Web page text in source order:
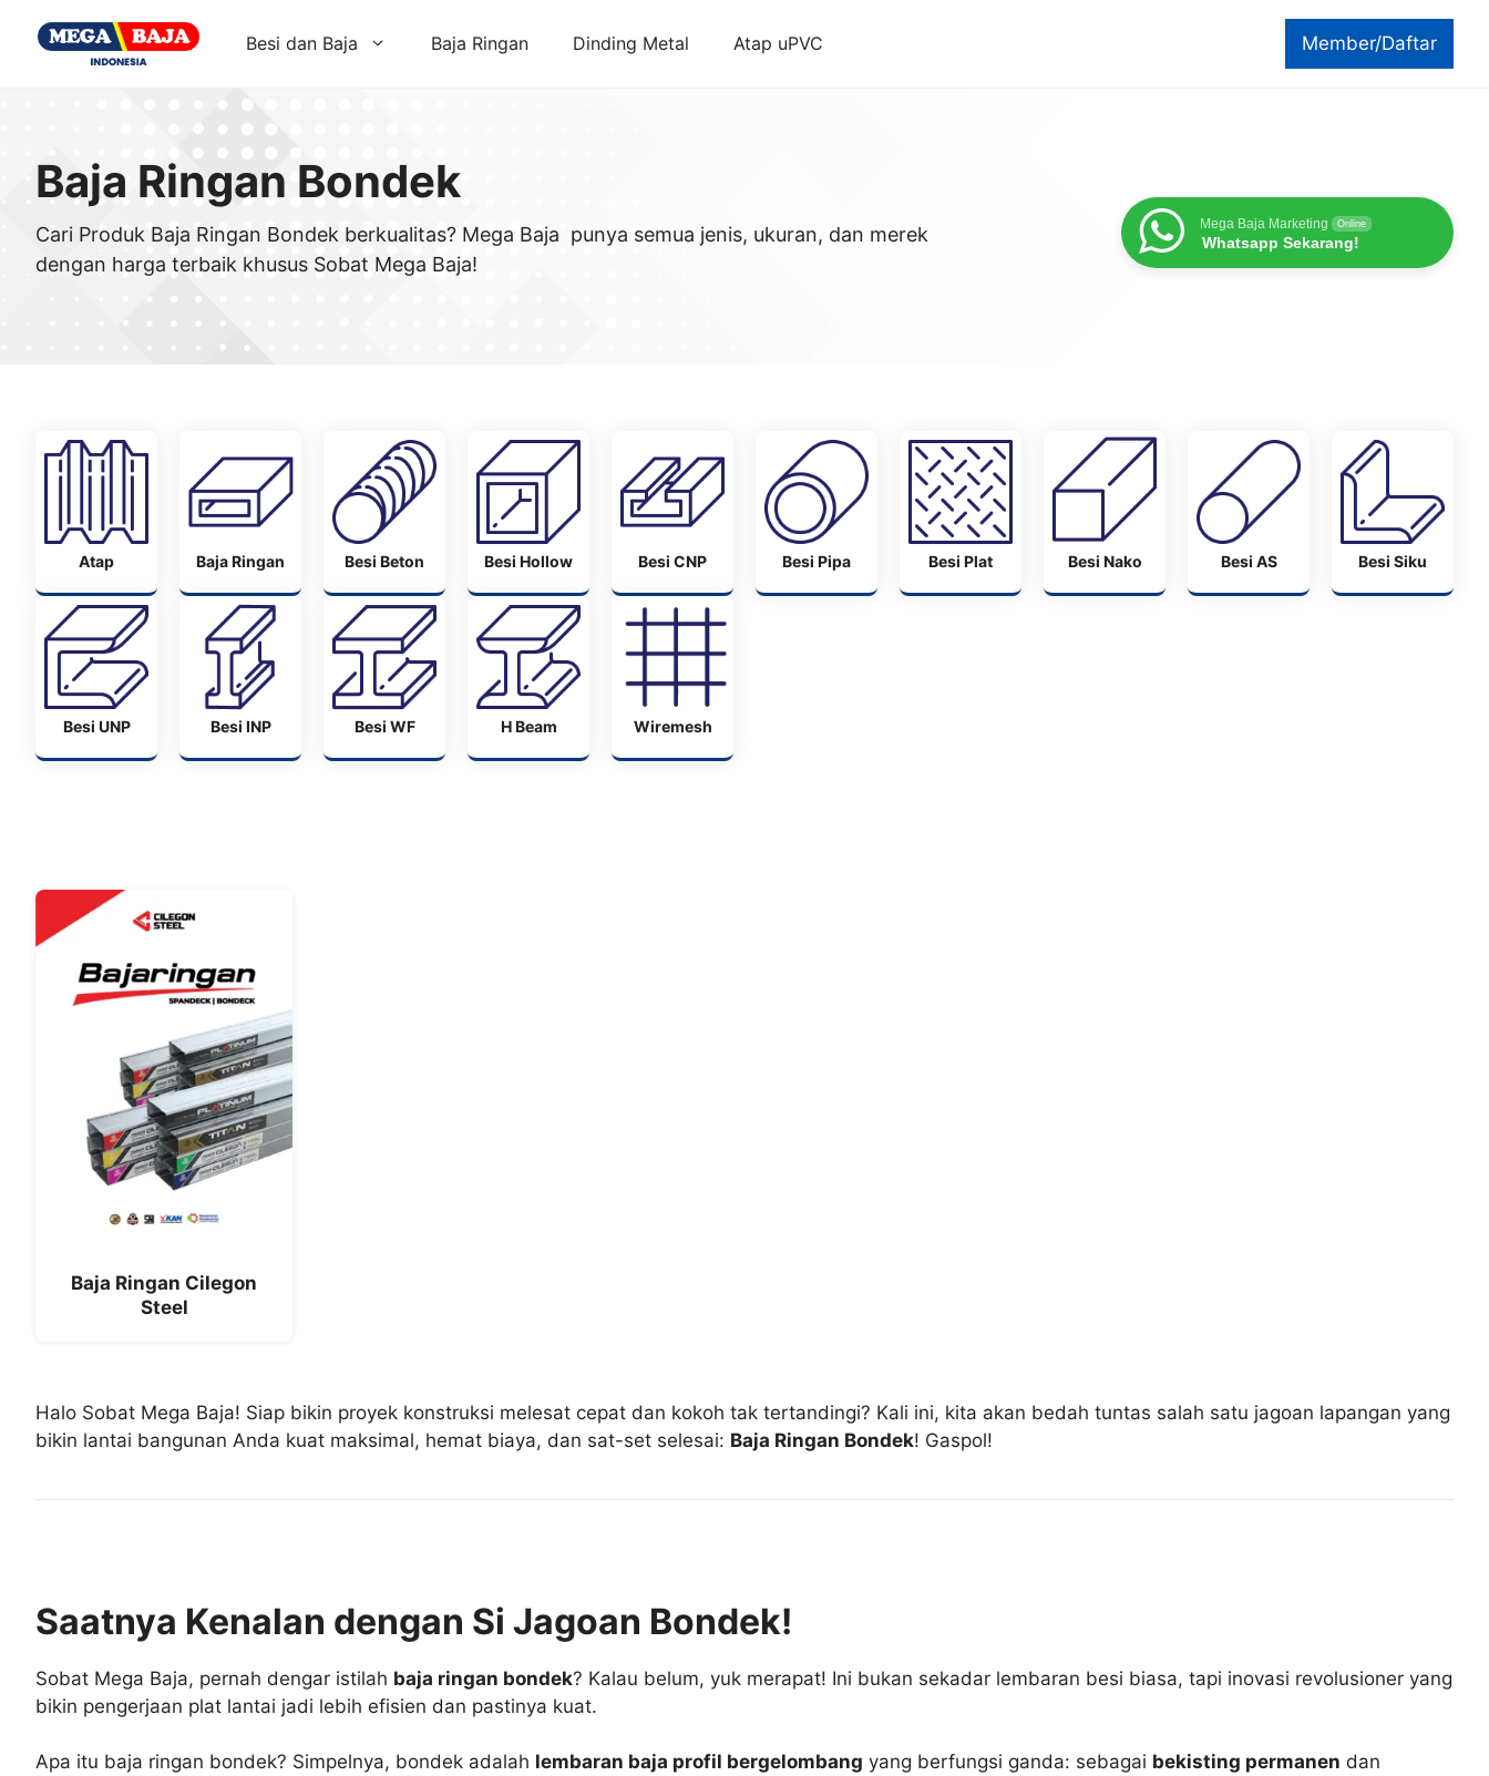
Member/Daftar
Besi dan Baja Baja Ringan Dinding Metal Atap uPVC
Baja Ringan Bondek
Cari Produk Baja Ringan Bondek berkualitas? Mega Baja punya semua jenis, ukuran, dan merek
dengan harga terbaik khusus Sobat Mega Baja!
Mega Baja Marketing Online
Whatsapp Sekarang!
Atap Baja Ringan Besi Beton Besi Hollow Besi CNP Besi Pipa Besi Plat Besi Nako Besi AS Besi Siku
Besi UNP Besi INP Besi WF H Beam Wiremesh
Baja Ringan Cilegon
Steel
Halo Sobat Mega Baja! Siap bikin proyek konstruksi melesat cepat dan kokoh tak tertandingi? Kali ini, kita akan bedah tuntas salah satu jagoan lapangan yang
bikin lantai bangunan Anda kuat maksimal, hemat biaya, dan sat-set selesai: Baja Ringan Bondek! Gaspol!
Saatnya Kenalan dengan Si Jagoan Bondek!
Sobat Mega Baja, pernah dengar istilah baja ringan bondek? Kalau belum, yuk merapat! Ini bukan sekadar lembaran besi biasa, tapi inovasi revolusioner yang
bikin pengerjaan plat lantai jadi lebih efisien dan pastinya kuat.
Apa itu baja ringan bondek? Simpelnya, bondek adalah lembaran baja profil bergelombang yang berfungsi ganda: sebagai bekisting permanen dan